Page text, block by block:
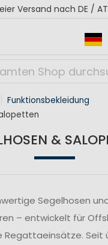
ROYALES Kollektion -
Funktionsbekleidung
&
Segelhosen
– entwickelt für
Regattaeinsätze. Seit